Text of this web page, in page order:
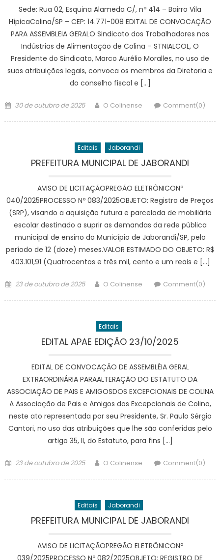
Sede: Rua 02, Esquina Alameda C/, nº 414 – Bairro Vila
HípicaColina/SP – CEP: 14.771-008 EDITAL DE CONVOCAÇÃO
PARA ASSEMBLEIA GERALO Sindicato dos Trabalhadores nas
Indústrias de Alimentação de Colina – STNIALCOL, O
Presidente do Sindicato, Marco Aurélio Moralles, no uso de
suas atribuições legais, convoca os membros da Diretoria e
do conselho fiscal e […]
Posted
30 de outubro de 2025 Author
O Colinense Comment(0)
Editais Jaborandi
PREFEITURA MUNICIPAL DE JABORANDI
AVISO DE LICITAÇÃOPREGÃO ELETRÔNICONº
040/2025PROCESSO Nº 083/2025OBJETO: Registro de Preços
(SRP), visando a aquisição futura e parcelada de mobiliário
escolar destinado a suprir as demandas da rede pública
municipal de ensino do Município de Jaborandi/SP, pelo
período de 12 (doze) meses.VALOR ESTIMADO DO OBJETO: R$
403.101,91 (Quatrocentos e três mil, cento e um reais e […]
Posted
23 de outubro de 2025 Author
O Colinense Comment(0)
Editais
EDITAL APAE EDIÇÃO 23/10/2025
EDITAL DE CONVOCAÇÃO DE ASSEMBLÉIA GERAL
EXTRAORDINÁRIA PARAALTERAÇÃO DO ESTATUTO DA
ASSOCIAÇÃO DE PAIS E AMIGOSDOS EXCEPCIONAIS DE COLINA
A Associação de Pais e Amigos dos Excepcionais de Colina,
neste ato representada por seu Presidente, Sr. Paulo Sérgio
Cantori, no uso das atribuições que lhe são conferidas pelo
artigo 35, II, do Estatuto, para fins […]
Posted
23 de outubro de 2025 Author
O Colinense Comment(0)
Editais Jaborandi
PREFEITURA MUNICIPAL DE JABORANDI
AVISO DE LICITAÇÃOPREGÃO ELETRÔNICONº
039/2025PROCESSO Nº 082/2025OBJETO: REGISTRO DE